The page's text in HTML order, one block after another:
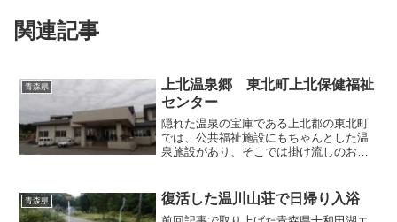
関連記事
青森県
上北温泉郷 東北町上北保健福祉
センター
隠れた温泉の宝庫である上北郡の東北町
では、公共福祉施設にもちゃんとした温
泉施設があり、そこでは掛け流しのお湯
てまいりました。場所としては町役場の
西側にあたり、町民文化セ...
青森県 復活した温川山荘で日帰り入浴